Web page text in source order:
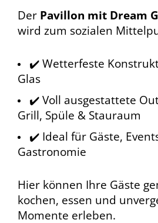
Der Pavillon mit Dream
wird zum sozialen
✔️ Wetterfeste
Glas
✔️ Voll ausgestattete
Grill, Spüle & Stauraum
✔️ Ideal für Gäste,
Gastronomie
Hier können Ihre Gäste
kochen, essen und
Momente erleben.